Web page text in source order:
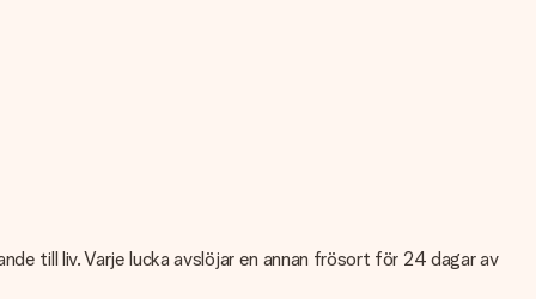
till liv. Varje lucka avslöjar en annan frösort för 24 dagar av